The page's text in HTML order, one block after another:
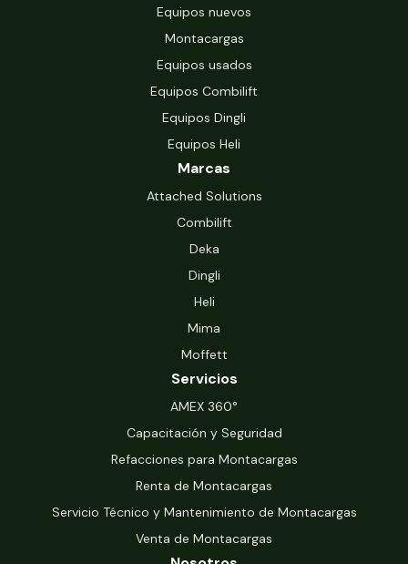
Equipos nuevos
Montacargas
Equipos usados
Equipos Combilift
Equipos Dingli
Equipos Heli
Marcas
Attached Solutions
Combilift
Deka
Dingli
Heli
Mima
Moffett
Servicios
‍AMEX 360°
Capacitación y Seguridad
Refacciones para Montacargas
Renta de Montacargas
Servicio Técnico y Mantenimiento de Montacargas
Venta de Montacargas